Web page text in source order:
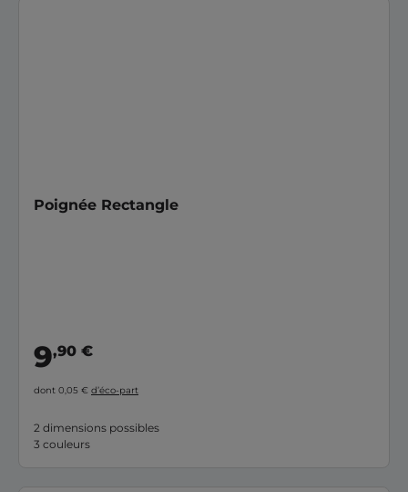
Poignée Rectangle
9,90 €
dont 0,05 € d’éco-part
2 dimensions possibles
3 couleurs